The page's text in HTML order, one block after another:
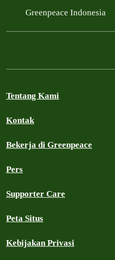
Greenpeace Indonesia
Tentang Kami
Kontak
Bekerja di Greenpeace
Pers
Supporter Care
Peta Situs
Kebijakan Privasi